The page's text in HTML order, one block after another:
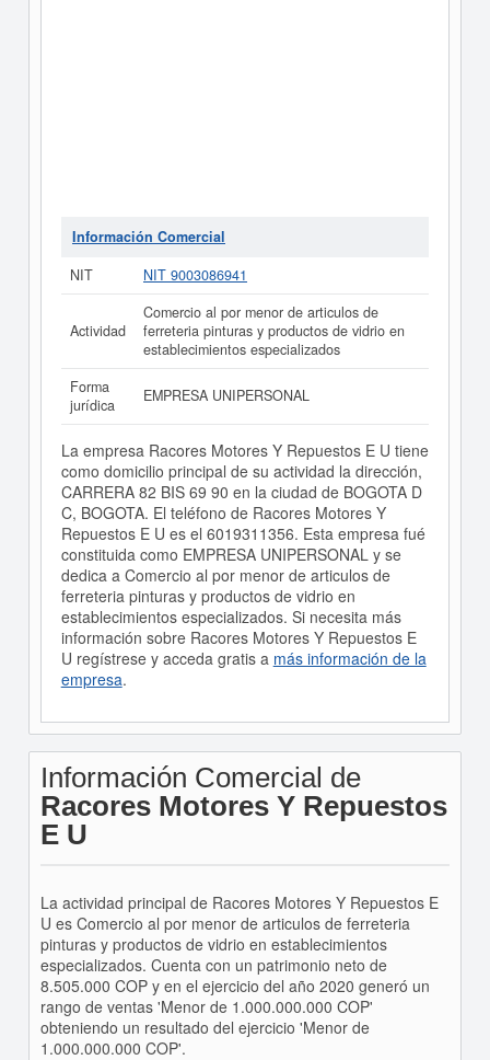
Información Comercial
NIT
NIT 9003086941
Actividad
Comercio al por menor de articulos de
ferreteria pinturas y productos de vidrio en
establecimientos especializados
Forma
jurídica
EMPRESA UNIPERSONAL
La empresa Racores Motores Y Repuestos E U tiene
como domicilio principal de su actividad la dirección,
CARRERA 82 BIS 69 90 en la ciudad de BOGOTA D
C, BOGOTA. El teléfono de Racores Motores Y
Repuestos E U es el 6019311356. Esta empresa fué
constituida como EMPRESA UNIPERSONAL y se
dedica a Comercio al por menor de articulos de
ferreteria pinturas y productos de vidrio en
establecimientos especializados. Si necesita más
información sobre Racores Motores Y Repuestos E
U regístrese y acceda gratis a más información de la
empresa.
Información Comercial de
Racores Motores Y Repuestos
E U
La actividad principal de Racores Motores Y Repuestos E
U es Comercio al por menor de articulos de ferreteria
pinturas y productos de vidrio en establecimientos
especializados. Cuenta con un patrimonio neto de
8.505.000 COP y en el ejercicio del año 2020 generó un
rango de ventas 'Menor de 1.000.000.000 COP'
obteniendo un resultado del ejercicio 'Menor de
1.000.000.000 COP'.